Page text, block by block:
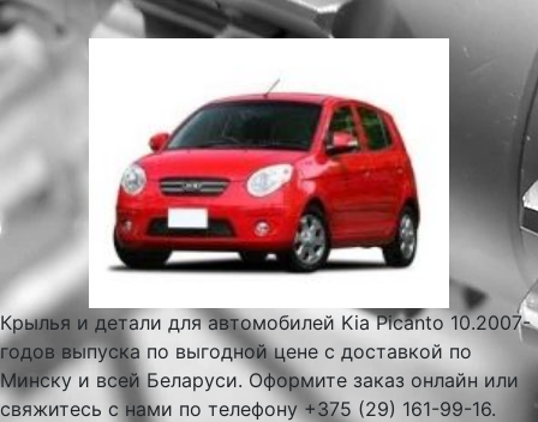
Крылья и детали для автомобилей Kia Picanto 10.2007-
годов выпуска по выгодной цене с доставкой по
Минску и всей Беларуси. Оформите заказ онлайн или
свяжитесь с нами по телефону +375 (29) 161-99-16.